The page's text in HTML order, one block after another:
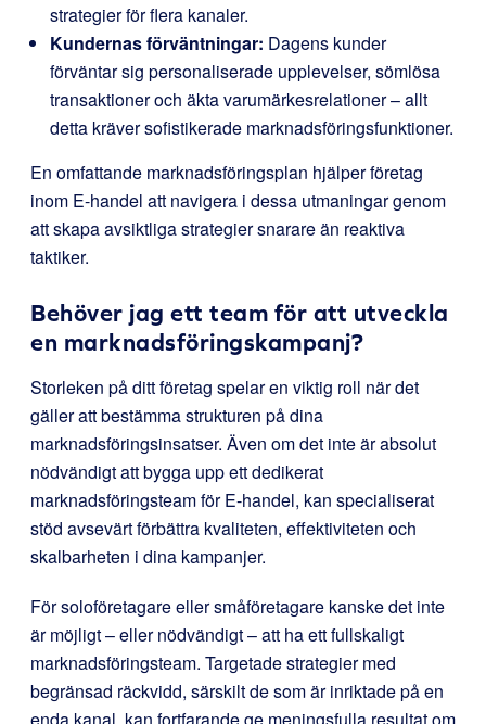
strategier för flera kanaler.
Kundernas förväntningar: Dagens kunder
förväntar sig personaliserade upplevelser, sömlösa
transaktioner och äkta varumärkesrelationer – allt
detta kräver sofistikerade marknadsföringsfunktioner.
En omfattande marknadsföringsplan hjälper företag
inom E-handel att navigera i dessa utmaningar genom
att skapa avsiktliga strategier snarare än reaktiva
taktiker.
Behöver jag ett team för att utveckla
en marknadsföringskampanj?
Storleken på ditt företag spelar en viktig roll när det
gäller att bestämma strukturen på dina
marknadsföringsinsatser. Även om det inte är absolut
nödvändigt att bygga upp ett dedikerat
marknadsföringsteam för E-handel, kan specialiserat
stöd avsevärt förbättra kvaliteten, effektiviteten och
skalbarheten i dina kampanjer.
För soloföretagare eller småföretagare kanske det inte
är möjligt – eller nödvändigt – att ha ett fullskaligt
marknadsföringsteam. Targetade strategier med
begränsad räckvidd, särskilt de som är inriktade på en
enda kanal, kan fortfarande ge meningsfulla resultat om